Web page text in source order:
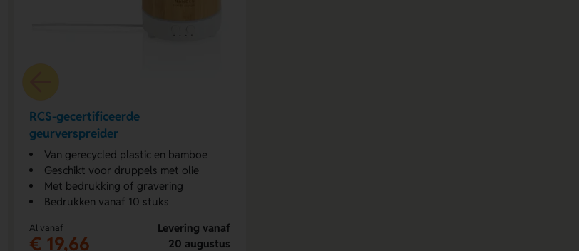
RCS-gecertificeerde
geurverspreider
Van gerecycled plastic en bamboe
Geschikt voor druppels met olie
Met bedrukking of gravering
Bedrukken vanaf 10 stuks
Al vanaf
€ 19,66
Levering vanaf
20 augustus